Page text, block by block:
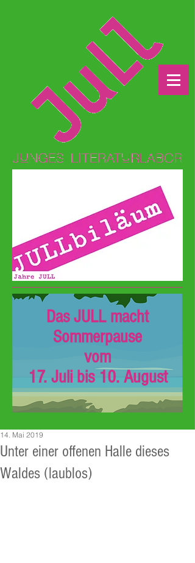
Das JULL macht
Sommerpause
vom
17. Juli bis 10. August
Unter einer offenen Halle dieses
Waldes (laublos)
14. Mai 2019